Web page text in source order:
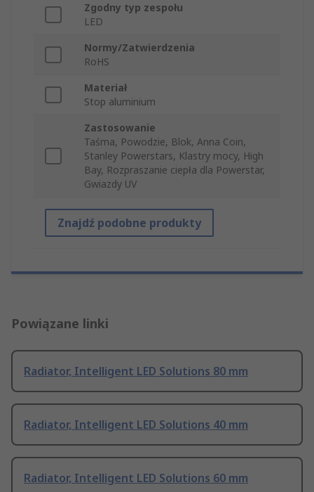
Zgodny typ zespołu
LED
Normy/Zatwierdzenia
RoHS
Materiał
Stop aluminium
Zastosowanie
Taśma, Powodzie, Blok, Anna Coin,
Stanley Powerstars, Klastry mocy, High
Bay, Rozpraszanie ciepła dla Powerstar,
Gwiazdy UV
Znajdź podobne produkty
Powiązane linki
Radiator, Intelligent LED Solutions 80 mm
Radiator, Intelligent LED Solutions 40 mm
Radiator, Intelligent LED Solutions 60 mm